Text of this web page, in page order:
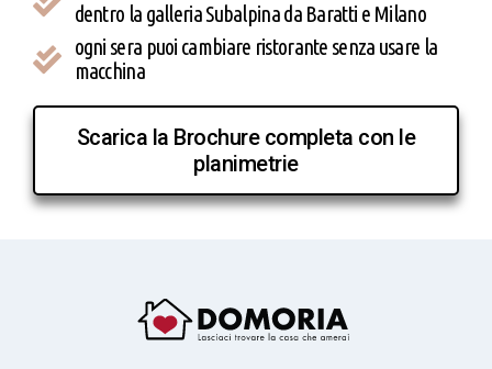
dentro la galleria Subalpina da Baratti e Milano
ogni sera puoi cambiare ristorante senza usare la
macchina
Scarica la Brochure completa con le
planimetrie